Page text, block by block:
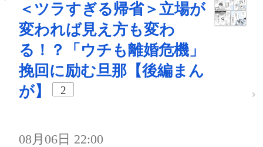
＜ツラすぎる帰省＞立場が
変われば見え方も変わ
る！？「ウチも離婚危機」
挽回に励む旦那【後編まん
が】
2
08月06日 22:00